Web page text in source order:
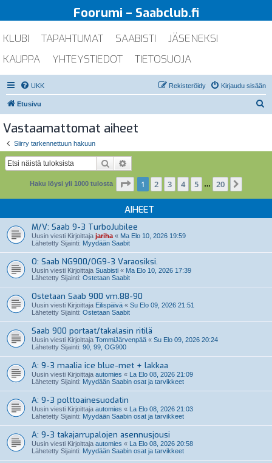
Foorumi – Saabclub.fi
KLUBI TAPAHTUMAT SAABISTI
JÄSENEKSI
KAUPPA
YHTEYSTIEDOT TIETOSUOJA
UKK Kirjaudu sisään
Rekisteröidy
Etusivu
Vastaamattomat aiheet
Siirry tarkennettuun hakuun
Etsi
Haku löysi yli 1000 tulosta Sivu /20
1 2 3 4 5 … 20
AIHEET
M/V: Saab 9-3 TurboJubilee
Uusin viesti Kirjoittaja jariha « Ma Elo 10, 2026 19:59
Lähetetty Sijainti: Myydään Saabit
O: Saab NG900/OG9-3 Varaosiksi.
Uusin viesti Kirjoittaja Suabisti « Ma Elo 10, 2026 17:39
Lähetetty Sijainti: Ostetaan Saabit
Ostetaan Saab 900 vm.88-90
Uusin viesti Kirjoittaja Eilispäivä « Su Elo 09, 2026 21:51
Lähetetty Sijainti: Ostetaan Saabit
Saab 900 portaat/takalasin ritilä
Uusin viesti Kirjoittaja TommiJärvenpää « Su Elo 09, 2026 20:24
Lähetetty Sijainti: 90, 99, OG900
A: 9-3 maalia ice blue-met + lakkaa
Uusin viesti Kirjoittaja automies « La Elo 08, 2026 21:09
Lähetetty Sijainti: Myydään Saabin osat ja tarvikkeet
A: 9-3 polttoainesuodatin
Uusin viesti Kirjoittaja automies « La Elo 08, 2026 21:03
Lähetetty Sijainti: Myydään Saabin osat ja tarvikkeet
A: 9-3 takajarrupalojen asennusjousi
Uusin viesti Kirjoittaja automies « La Elo 08, 2026 20:58
Lähetetty Sijainti: Myydään Saabin osat ja tarvikkeet